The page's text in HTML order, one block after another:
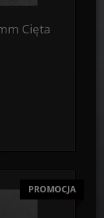
Cięta
PROMOCJA